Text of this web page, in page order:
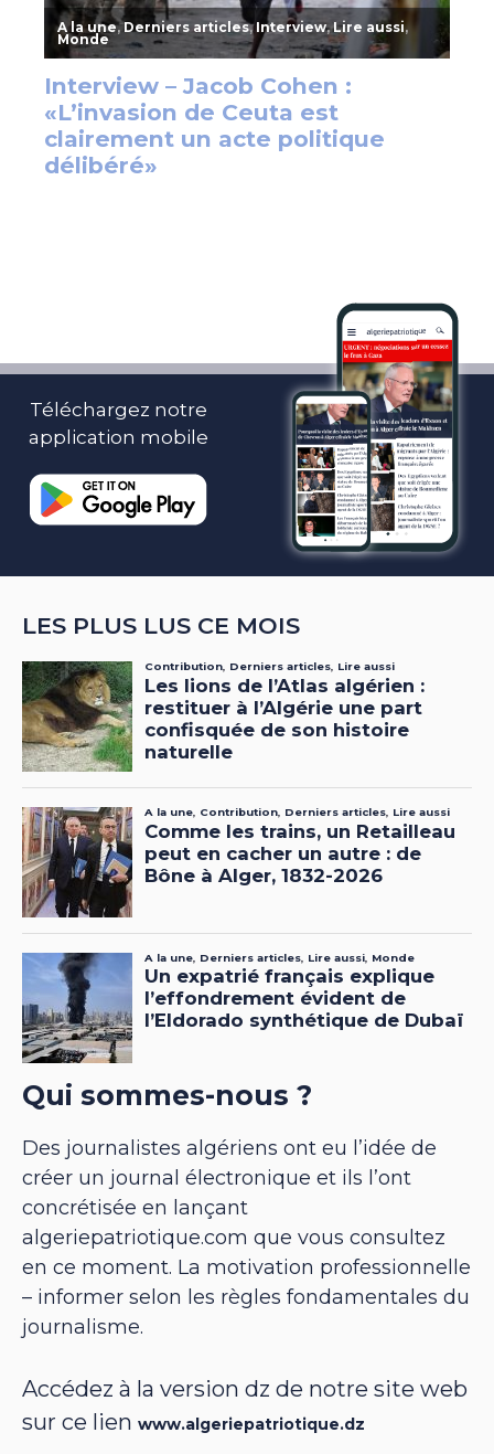
Téléchargez notre
application mobile
LES PLUS LUS CE MOIS
Qui sommes-nous ?
Des journalistes algériens ont eu l’idée de
créer un journal électronique et ils l’ont
concrétisée en lançant
algeriepatriotique.com que vous consultez
en ce moment. La motivation professionnelle
– informer selon les règles fondamentales du
journalisme.
Accédez à la version dz de notre site web
sur ce lien www.algeriepatriotique.dz